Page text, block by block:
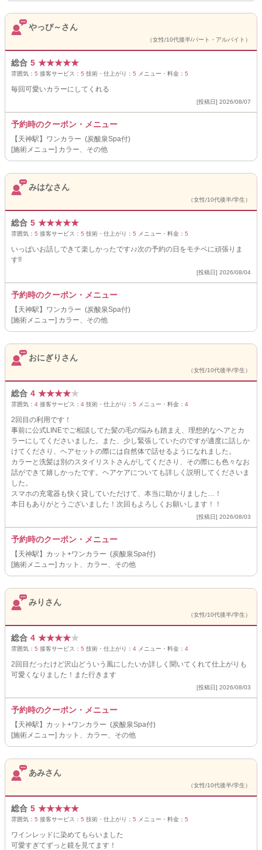
やっぴ～さん
（女性/10代後半/パート・アルバイト）
総合 5 ★★★★★
雰囲気： 5 接客サービス： 5 技術・仕上がり： 5 メニュー・料金： 5
毎回可愛いカラーにしてくれる
[投稿日] 2026/08/07
予約時のクーポン・メニュー
【天神駅】ワンカラー (炭酸泉Spa付)
[施術メニュー] カラー、その他
みはなさん
（女性/10代後半/学生）
総合 5 ★★★★★
雰囲気： 5 接客サービス： 5 技術・仕上がり： 5 メニュー・料金： 5
いっぱいお話しできて楽しかったです♪♪次の予約の日をモチベに頑張りま
す!!
[投稿日] 2026/08/04
予約時のクーポン・メニュー
【天神駅】ワンカラー (炭酸泉Spa付)
[施術メニュー] カラー、その他
おにぎりさん
（女性/10代後半/学生）
総合 4 ★★★★★
雰囲気： 4 接客サービス： 4 技術・仕上がり： 5 メニュー・料金： 4
2回目の利用です！
事前に公式LINEでご相談してた髪の毛の悩みも踏まえ、理想的なヘアとカ
ラーにしてくださいました。また、少し緊張していたのですが適度に話しか
けてくださり、ヘアセットの際には自然体で話せるようになれました。
カラーと洗髪は別のスタイリストさんがしてくださり、その際にも色々なお
話ができて嬉しかったです。ヘアケアについても詳しく説明してくださいま
した。
スマホの充電器も快く貸していただけて、本当に助かりました…！
本日もありがとうございました！次回もよろしくお願いします！！
[投稿日] 2026/08/03
予約時のクーポン・メニュー
【天神駅】カット+ワンカラー (炭酸泉Spa付)
[施術メニュー] カット、カラー、その他
みりさん
（女性/10代後半/学生）
総合 4 ★★★★★
雰囲気： 5 接客サービス： 5 技術・仕上がり： 4 メニュー・料金： 4
2回目だったけど沢山どういう風にしたいか詳しく聞いてくれて仕上がりも
可愛くなりました！また行きます
[投稿日] 2026/08/03
予約時のクーポン・メニュー
【天神駅】カット+ワンカラー (炭酸泉Spa付)
[施術メニュー] カット、カラー、その他
あみさん
（女性/10代後半/学生）
総合 5 ★★★★★
雰囲気： 5 接客サービス： 5 技術・仕上がり： 5 メニュー・料金： 5
ワインレッドに染めてもらいました
可愛すぎてずっと鏡を見てます！